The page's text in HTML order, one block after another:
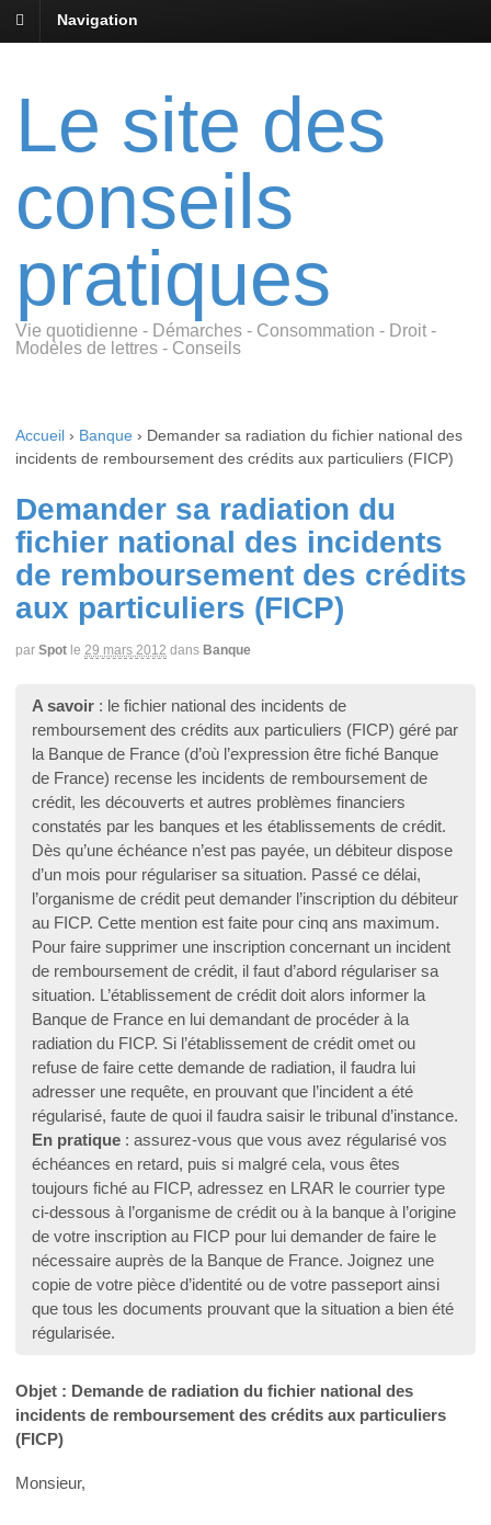
Navigation
Le site des
conseils
pratiques
Vie quotidienne - Démarches - Consommation - Droit -
Modèles de lettres - Conseils
Accueil › Banque › Demander sa radiation du fichier national des
incidents de remboursement des crédits aux particuliers (FICP)
Demander sa radiation du
fichier national des incidents
de remboursement des crédits
aux particuliers (FICP)
par Spot le 29 mars 2012 dans Banque
A savoir : le fichier national des incidents de
remboursement des crédits aux particuliers (FICP) géré par
la Banque de France (d’où l’expression être fiché Banque
de France) recense les incidents de remboursement de
crédit, les découverts et autres problèmes financiers
constatés par les banques et les établissements de crédit.
Dès qu’une échéance n’est pas payée, un débiteur dispose
d’un mois pour régulariser sa situation. Passé ce délai,
l’organisme de crédit peut demander l’inscription du débiteur
au FICP. Cette mention est faite pour cinq ans maximum.
Pour faire supprimer une inscription concernant un incident
de remboursement de crédit, il faut d’abord régulariser sa
situation. L’établissement de crédit doit alors informer la
Banque de France en lui demandant de procéder à la
radiation du FICP. Si l’établissement de crédit omet ou
refuse de faire cette demande de radiation, il faudra lui
adresser une requête, en prouvant que l’incident a été
régularisé, faute de quoi il faudra saisir le tribunal d’instance.
En pratique : assurez-vous que vous avez régularisé vos
échéances en retard, puis si malgré cela, vous êtes
toujours fiché au FICP, adressez en LRAR le courrier type
ci-dessous à l’organisme de crédit ou à la banque à l’origine
de votre inscription au FICP pour lui demander de faire le
nécessaire auprès de la Banque de France. Joignez une
copie de votre pièce d’identité ou de votre passeport ainsi
que tous les documents prouvant que la situation a bien été
régularisée.
Objet : Demande de radiation du fichier national des
incidents de remboursement des crédits aux particuliers
(FICP)
Monsieur,